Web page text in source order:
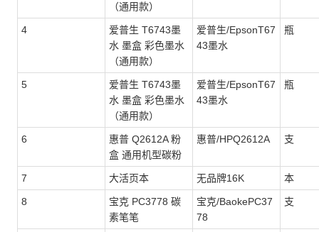
（通用款）
4
爱普生 T6743墨
水 墨盒 彩色墨水
（通用款）
爱普生/EpsonT67
43墨水
瓶
5
爱普生 T6743墨
水 墨盒 彩色墨水
（通用款）
爱普生/EpsonT67
43墨水
瓶
6
惠普 Q2612A 粉
盒 通用机型碳粉
惠普/HPQ2612A 支
7 大活页本 无品牌16K 本
8
宝克 PC3778 碳
素笔笔
宝克/BaokePC37
78
支